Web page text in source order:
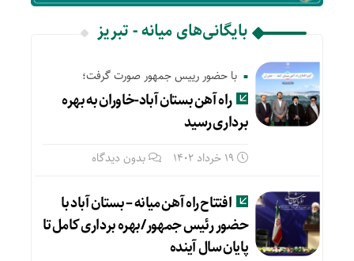
بایگانی‌های میانه - تبریز
با حضور رییس جمهور صورت گرفت؛
راه آهن بستان آباد-خاوران به بهره
برداری رسید
19 خرداد 1402 بدون دیدگاه
افتتاح راه آهن میانه – بستان آباد با
حضور رئیس جمهور/بهره برداری کامل تا
پایان سال آینده